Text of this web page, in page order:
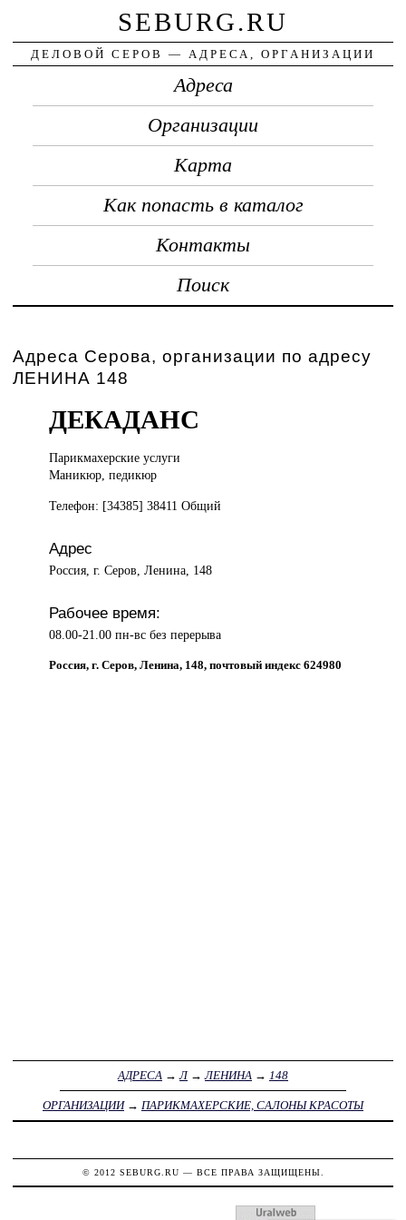
SEBURG.RU
ДЕЛОВОЙ СЕРОВ — АДРЕСА, ОРГАНИЗАЦИИ
Адреса
Организации
Карта
Как попасть в каталог
Контакты
Поиск
Адреса Серова, организации по адресу
ЛЕНИНА 148
ДЕКАДАНС
Парикмахерские услуги
Маникюр, педикюр
Телефон: [34385] 38411 Общий
Адрес
Россия, г. Серов, Ленина, 148
Рабочее время:
08.00-21.00 пн-вс без перерыва
Россия, г. Серов, Ленина, 148, почтовый индекс 624980
АДРЕСА →Л→ЛЕНИНА → 148
ОРГАНИЗАЦИИ→ ПАРИКМАХЕРСКИЕ, САЛОНЫ КРАСОТЫ
© 2012 SEBURG.RU — ВСЕ ПРАВА ЗАЩИЩЕНЫ.